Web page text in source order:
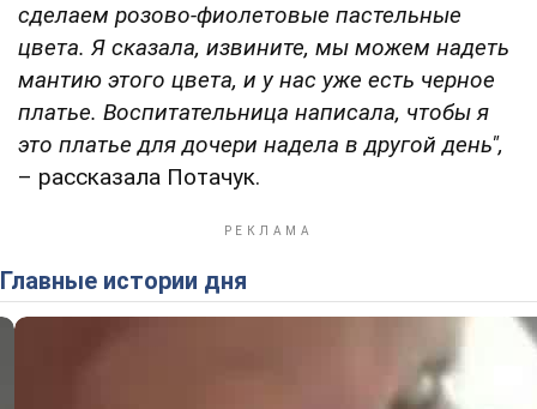
сделаем розово-фиолетовые пастельные
цвета. Я сказала, извините, мы можем надеть
мантию этого цвета, и у нас уже есть черное
платье. Воспитательница написала, чтобы я
это платье для дочери надела в другой день",
– рассказала Потачук.
Главные истории дня